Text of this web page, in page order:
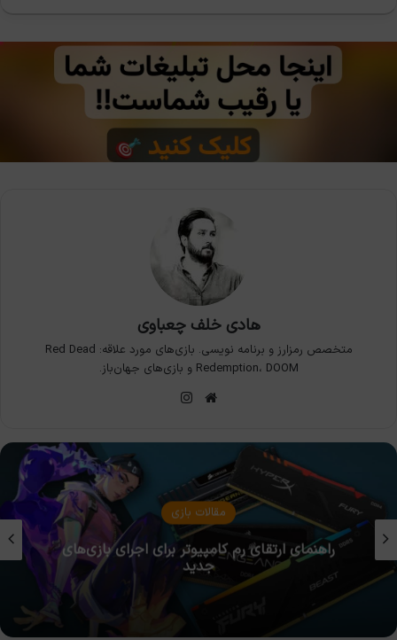
هادی خلف چعباوی
متخصص رمزارز و برنامه نویسی. بازی‌های مورد علاقه: Red Dead
Redemption، DOOM و بازی‌های جهان‌باز.
وبسایت
مقالات بازی
راهنمای ارتقای رم کامپیوتر برای اجرای بازی‌های
جدید